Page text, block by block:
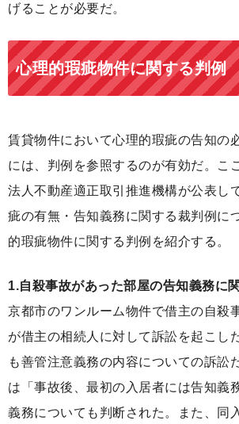
げることが必要だ。
心理的瑕疵物件に関する判例
賃貸物件において心理的瑕疵の告知の
には、判例を参照するのが有効だ。こ
法人不動産適正取引推進機構が公表し
疵の有無・告知義務に関する裁判例に
的瑕疵物件に関する判例を紹介する。
1.自殺事故があった部屋の告知義務に
京都市のワンルーム物件で借主の自殺
が借主の相続人に対して訴訟を起こし
も善管注意義務の内容についての訴訟
は「事故後、最初の入居者には告知義
義務についても判断された。また、同